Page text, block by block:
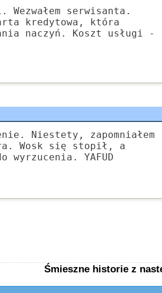
Wezwałem serwisanta.
kredytowa, która
naczyń. Koszt usługi -
Niestety, zapomniałem
Wosk się stopił, a
YAFUD
Śmieszne historie z